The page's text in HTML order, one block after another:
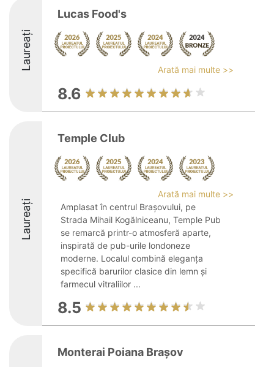
Laureați
Lucas Food's
Arată mai multe >>
8.6
Laureați
Temple Club
Arată mai multe >>
Amplasat în centrul Brașovului, pe
Strada Mihail Kogălniceanu, Temple Pub
se remarcă printr-o atmosferă aparte,
inspirată de pub-urile londoneze
moderne. Localul combină eleganța
specifică barurilor clasice din lemn și
farmecul vitraliilor ...
8.5
Monterai Poiana Braşov